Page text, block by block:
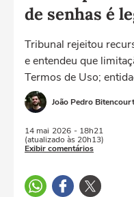
de senhas é
Tribunal rejeitou
e entendeu que
Termos de Uso;
João Pedro Bitencourt
14 mai 2026 - 18h21
(atualizado às 20h13)
Exibir comentários